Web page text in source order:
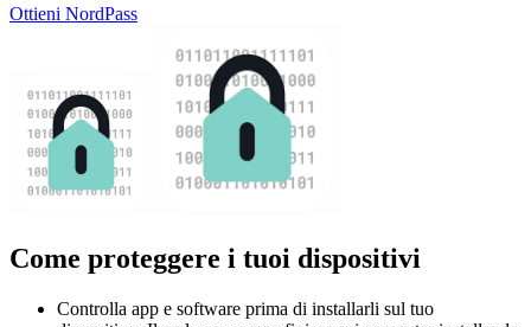
Ottieni NordPass
Come proteggere i tuoi dispositivi
Controlla app e software prima di installarli sul tuo